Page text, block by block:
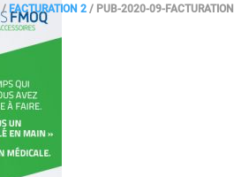
/FACTURATION 2/ PUB-2020-09-FACTURATION